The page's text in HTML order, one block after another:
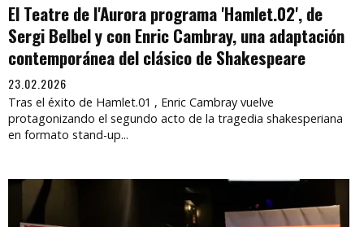
El Teatre de l'Aurora programa 'Hamlet.02', de
Sergi Belbel y con Enric Cambray, una adaptación
contemporánea del clásico de Shakespeare
23.02.2026
Tras el éxito de Hamlet.01 , Enric Cambray vuelve
protagonizando el segundo acto de la tragedia shakesperiana
en formato stand-up...